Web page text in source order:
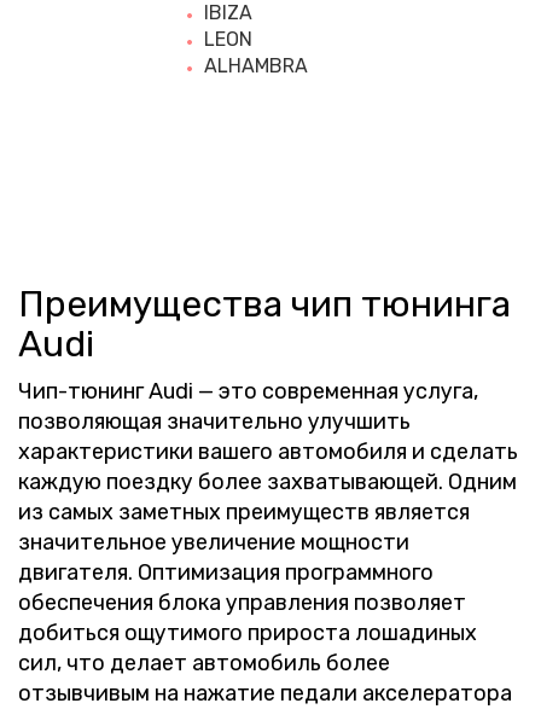
IBIZA
LEON
ALHAMBRA
Преимущества чип тюнинга
Audi
Чип-тюнинг Audi — это современная услуга,
позволяющая значительно улучшить
характеристики вашего автомобиля и сделать
каждую поездку более захватывающей. Одним
из самых заметных преимуществ является
значительное увеличение мощности
двигателя. Оптимизация программного
обеспечения блока управления позволяет
добиться ощутимого прироста лошадиных
сил, что делает автомобиль более
отзывчивым на нажатие педали акселератора